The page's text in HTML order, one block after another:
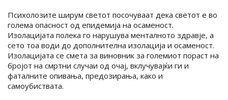
Психолозите ширум светот посочуваат дека светот е во
голема опасност од епидемија на осаменост.
Изолацијата полека го нарушува менталното здравје, а
сето тоа води до дополнителна изолација и осаменост.
Изолацијата се смета за виновник за големиот пораст на
бројот на смртни случаи од очај, вклучувајќи ги и
фаталните опивања, предозирања, како и
самоубиствата.